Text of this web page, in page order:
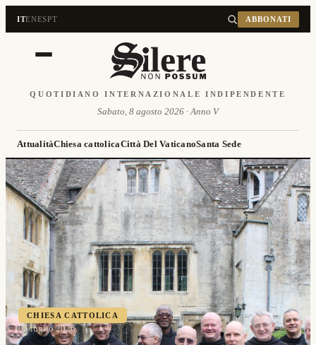
ITENESPT ABBONATI
QUOTIDIANO INTERNAZIONALE INDIPENDENTE
Sabato, 8 agosto 2026 · Anno V
AttualitàChiesa cattolicaCittà Del VaticanoSanta Sede
CHIESA CATTOLICA
05 luglio 2026